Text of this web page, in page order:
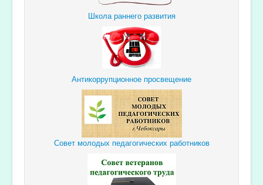
Школа раннего развития
Антикоррупционное просвещение
Совет молодых педагогических работников